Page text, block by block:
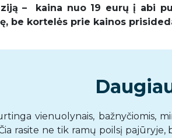
– kaina nuo 19 eurų į abi
be kortelės prie kainos
vienuolynais, bažnyčiomis,
rasite ne tik ramų poilsį